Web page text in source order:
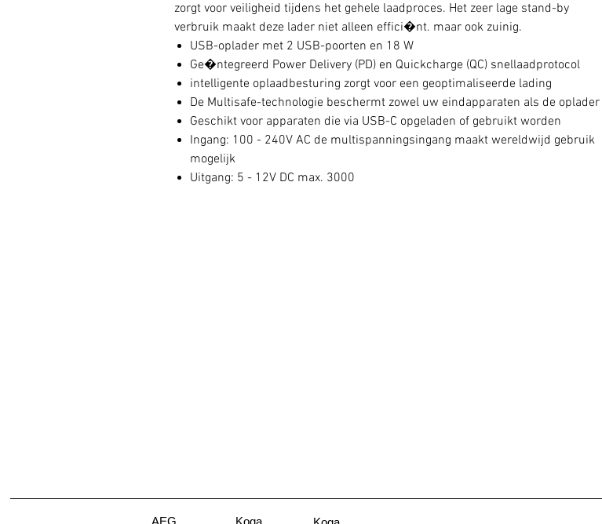
zorgt voor veiligheid tijdens het gehele laadproces. Het zeer lage stand-by
verbruik maakt deze lader niet alleen effici�nt. maar ook zuinig.
USB-oplader met 2 USB-poorten en 18 W
Ge�ntegreerd Power Delivery (PD) en Quickcharge (QC) snellaadprotocol
intelligente oplaadbesturing zorgt voor een geoptimaliseerde lading
De Multisafe-technologie beschermt zowel uw eindapparaten als de oplader
Geschikt voor apparaten die via USB-C opgeladen of gebruikt worden
Ingang: 100 - 240V AC de multispanningsingang maakt wereldwijd gebruik
mogelijk
Uitgang: 5 - 12V DC max. 3000